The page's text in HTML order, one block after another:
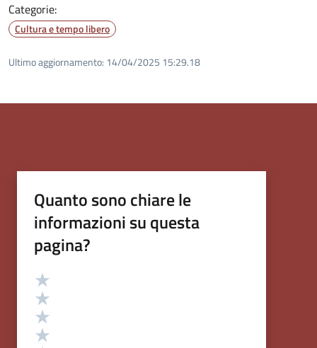
Categorie:
Cultura e tempo libero
Ultimo aggiornamento: 14/04/2025 15:29.18
Quanto sono chiare le
informazioni su questa
pagina?
Valutazione